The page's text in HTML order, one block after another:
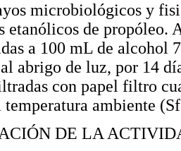
microbiológicos y
etanólicos de propóleo.
a 100 mL de alcohol
abrigo de luz, por 14
con papel filtro
temperatura ambiente
DE LA